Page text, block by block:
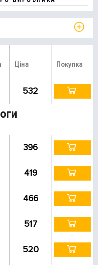
Ціна Покупка
532
396
419
466
517
520